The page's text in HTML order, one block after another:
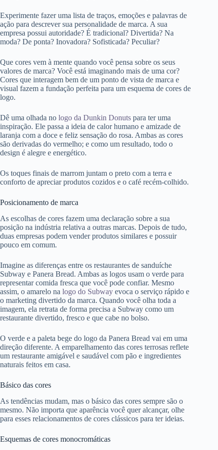
Experimente fazer uma lista de traços, emoções e palavras de
ação para descrever sua personalidade de marca. A sua
empresa possui autoridade? É tradicional? Divertida? Na
moda? De ponta? Inovadora? Sofisticada? Peculiar?
Que cores vem à mente quando você pensa sobre os seus
valores de marca? Você está imaginando mais de uma cor?
Cores que interagem bem de um ponto de vista de marca e
visual fazem a fundação perfeita para um esquema de cores de
logo.
Dê uma olhada no logo da Dunkin Donuts para ter uma
inspiração. Ele passa a ideia de calor humano e amizade de
laranja com a doce e feliz sensação do rosa. Ambas as cores
são derivadas do vermelho; e como um resultado, todo o
design é alegre e energético.
Os toques finais de marrom juntam o preto com a terra e
conforto de apreciar produtos cozidos e o café recém-colhido.
Posicionamento de marca
As escolhas de cores fazem uma declaração sobre a sua
posição na indústria relativa a outras marcas. Depois de tudo,
duas empresas podem vender produtos similares e possuir
pouco em comum.
Imagine as diferenças entre os restaurantes de sanduíche
Subway e Panera Bread. Ambas as logos usam o verde para
representar comida fresca que você pode confiar. Mesmo
assim, o amarelo na logo do Subway evoca o serviço rápido e
o marketing divertido da marca. Quando você olha toda a
imagem, ela retrata de forma precisa a Subway como um
restaurante divertido, fresco e que cabe no bolso.
O verde e a paleta bege do logo da Panera Bread vai em uma
direção diferente. A emparelhamento das cores terrosas reflete
um restaurante amigável e saudável com pão e ingredientes
naturais feitos em casa.
Básico das cores
As tendências mudam, mas o básico das cores sempre são o
mesmo. Não importa que aparência você quer alcançar, olhe
para esses relacionamentos de cores clássicos para ter ideias.
Esquemas de cores monocromáticas